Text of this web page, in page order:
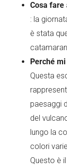
Cosa fare
: la
è stata
Perché
Questa
paesaggi
del
lungo la
colori
Questo è